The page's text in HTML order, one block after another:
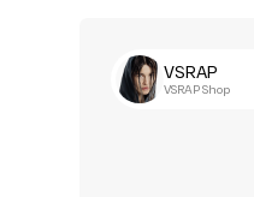
VSRAP
VSRAP Shop